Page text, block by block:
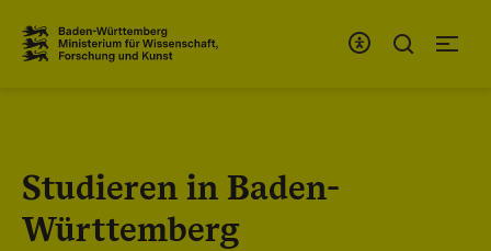
Studieren in Baden-
Württemberg